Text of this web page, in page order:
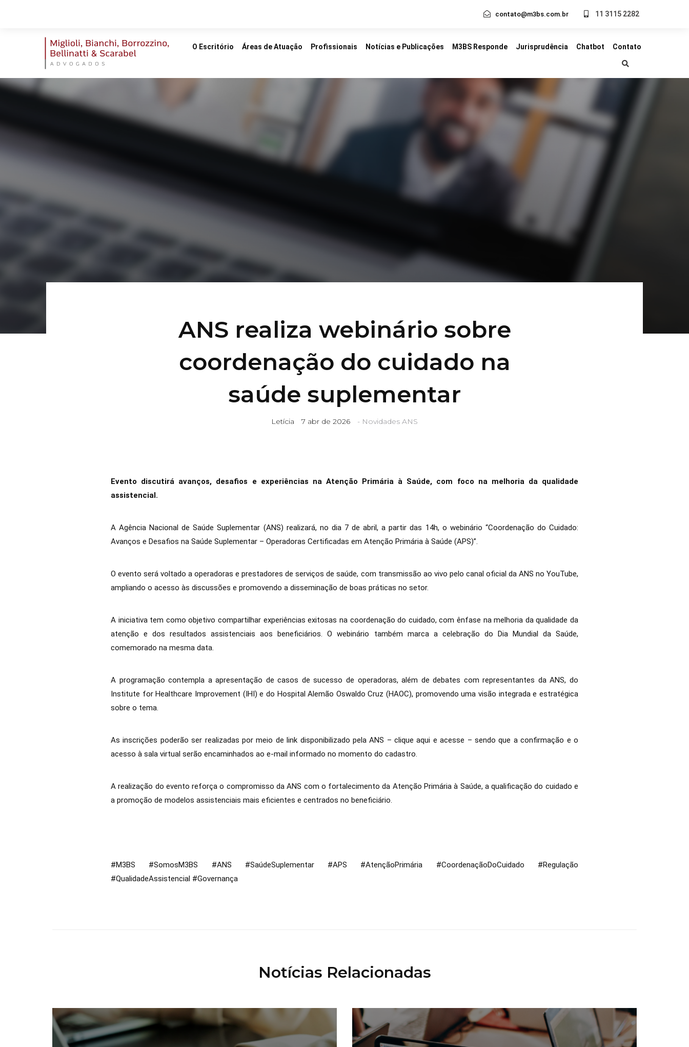
contato@m3bs.com.br 11 3115 2282
O Escritório Áreas de Atuação Profissionais Notícias e Publicações M3BS Responde Jurisprudência Chatbot Contato
ANS realiza webinário sobre
coordenação do cuidado na
saúde suplementar
Letícia 7 abr de 2026 - Novidades ANS
Evento discutirá avanços, desafios e experiências na Atenção Primária à Saúde, com foco na melhoria da qualidade
assistencial.
A Agência Nacional de Saúde Suplementar (ANS) realizará, no dia 7 de abril, a partir das 14h, o webinário “Coordenação do Cuidado:
Avanços e Desafios na Saúde Suplementar – Operadoras Certificadas em Atenção Primária à Saúde (APS)”.
O evento será voltado a operadoras e prestadores de serviços de saúde, com transmissão ao vivo pelo canal oficial da ANS no YouTube,
ampliando o acesso às discussões e promovendo a disseminação de boas práticas no setor.
A iniciativa tem como objetivo compartilhar experiências exitosas na coordenação do cuidado, com ênfase na melhoria da qualidade da
atenção e dos resultados assistenciais aos beneficiários. O webinário também marca a celebração do Dia Mundial da Saúde,
comemorado na mesma data.
A programação contempla a apresentação de casos de sucesso de operadoras, além de debates com representantes da ANS, do
Institute for Healthcare Improvement (IHI) e do Hospital Alemão Oswaldo Cruz (HAOC), promovendo uma visão integrada e estratégica
sobre o tema.
As inscrições poderão ser realizadas por meio de link disponibilizado pela ANS –clique aqui e acesse – sendo que a confirmação e o
acesso à sala virtual serão encaminhados ao e-mail informado no momento do cadastro.
A realização do evento reforça o compromisso da ANS com o fortalecimento da Atenção Primária à Saúde, a qualificação do cuidado e
a promoção de modelos assistenciais mais eficientes e centrados no beneficiário.
#M3BS #SomosM3BS #ANS #SaúdeSuplementar #APS #AtençãoPrimária #CoordenaçãoDoCuidado #Regulação
#QualidadeAssistencial #Governança
Notícias Relacionadas